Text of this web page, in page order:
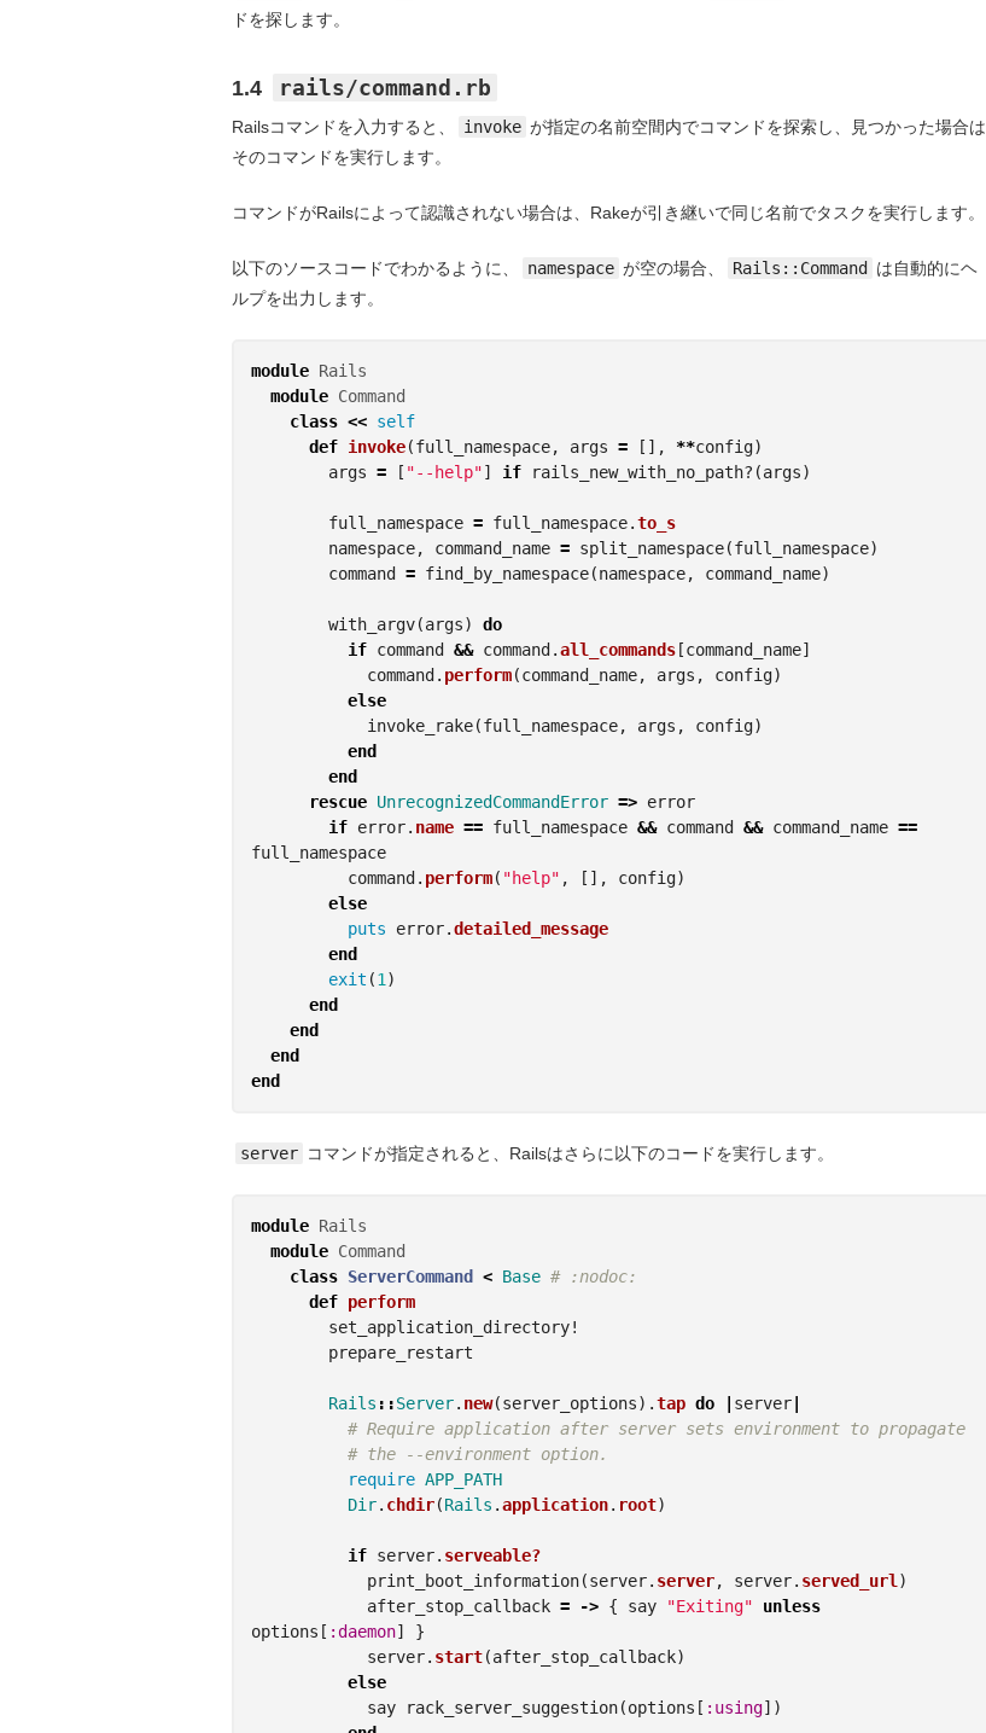
ドを探します。
1.4 rails/command.rb
Railsコマンドを入力すると、 invoke が指定の名前空間内でコマンドを探索し、見つかった場合は
そのコマンドを実行します。
コマンドがRailsによって認識されない場合は、Rakeが引き継いで同じ名前でタスクを実行します。
以下のソースコードでわかるように、 namespace が空の場合、 Rails::Command
は自動的にヘ
ルプを出力します。
module Rails
module Command
class << self
def invoke(full_namespace, args = [], **config)
args = [ "--help"] if rails_new_with_no_path? (args)
full_namespace = full_namespace.to_s
namespace, command_name = split_namespace(full_namespace)
command
= find_by_namespace(namespace, command_name)
with_argv(args)
do
if command && command .all_commands [command_name]
command . perform(command_name, args , config)
else
invoke_rake(full_namespace, args , config)
end
end
rescue UnrecognizedCommandError => error
if error. name == full_namespace && command && command_name ==
full_namespace
command . perform( "help" , [], config)
else
puts
error.detailed_message
end
exit (1 )
end
end
end
end
server コマンドが指定されると、Railsはさらに以下のコードを実行します。
module Rails
module Command
class ServerCommand < Base # :nodoc:
def perform
set_application_directory!
prepare_restart
Rails ::Server. new(server_options).tap do server
# Require application after server sets environment to propagate
# the --environment option.
require APP_PATH
Dir. chdir(Rails .application. root)
if server. serveable?
print_boot_information(server. server, server. served_url )
after_stop_callback = -> { say "Exiting"
unless
options [ :daemon]
}
server. start(after_stop_callback)
else
say
rack_server_suggestion(options [ :using])